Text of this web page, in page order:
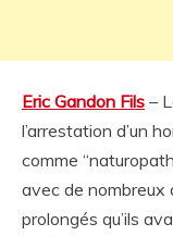
Eric Gandon Fils –
l’arrestation d’un
comme
avec de nombreux
prolongés qu’ils